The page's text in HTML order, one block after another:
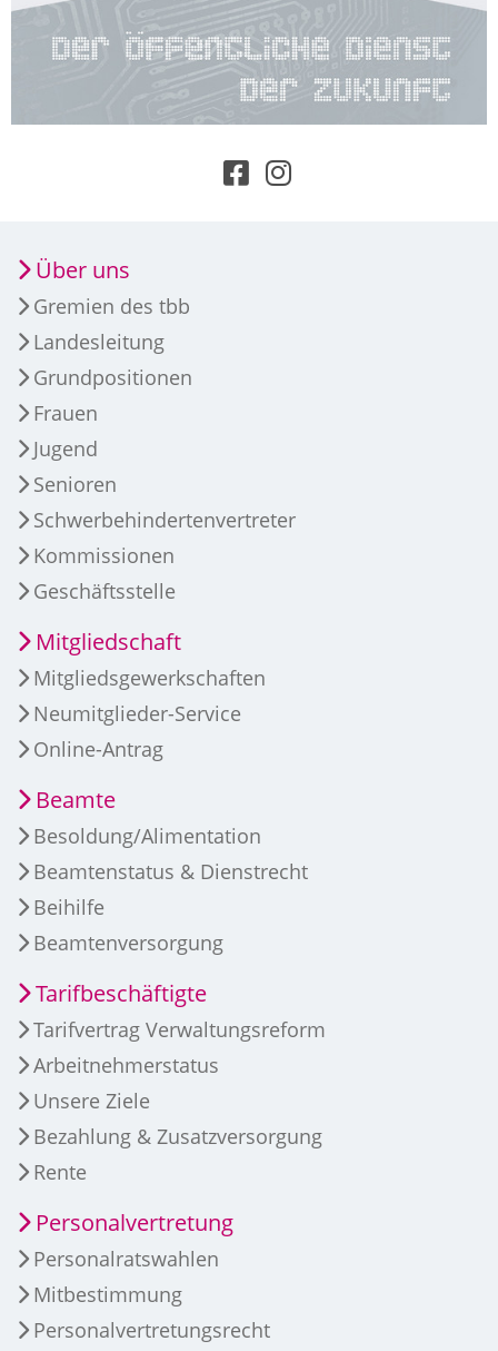
Über uns
Gremien des tbb
Landesleitung
Grundpositionen
Frauen
Jugend
Senioren
Schwerbehindertenvertreter
Kommissionen
Geschäftsstelle
Mitgliedschaft
Mitgliedsgewerkschaften
Neumitglieder-Service
Online-Antrag
Beamte
Besoldung/Alimentation
Beamtenstatus & Dienstrecht
Beihilfe
Beamtenversorgung
Tarifbeschäftigte
Tarifvertrag Verwaltungsreform
Arbeitnehmerstatus
Unsere Ziele
Bezahlung & Zusatzversorgung
Rente
Personalvertretung
Personalratswahlen
Mitbestimmung
Personalvertretungsrecht